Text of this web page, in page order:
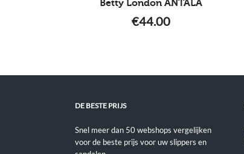
Betty London ANTALA
€44.00
DE BESTE PRIJS
Snel meer dan 50 webshops vergelijken
voor de beste prijs voor uw slippers en